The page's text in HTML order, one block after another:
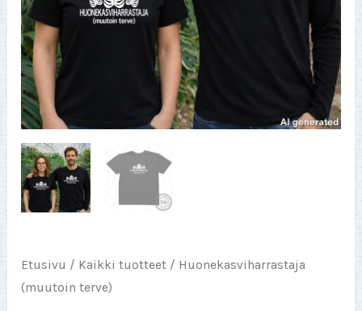
Etusivu / Kaikki tuotteet / Huonekasviharrastaja
(muutoin terve)